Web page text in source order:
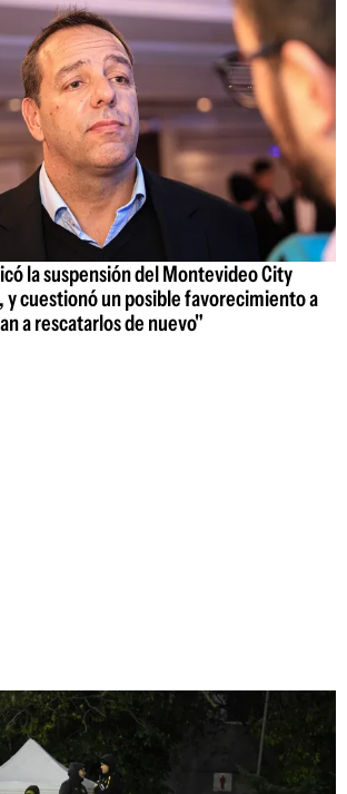
la suspensión del Montevideo City
y cuestionó un posible favorecimiento a
a rescatarlos de nuevo"